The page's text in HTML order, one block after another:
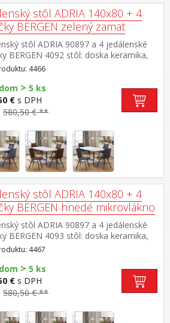
stôl ADRIA 140x80 + 4
BERGEN zelený zamat
stôl ADRIA 90897 a 4 jedálenské
BERGEN 4092 stôl: doska keramika,
prevedenie imitácia mramoru kovová
farebné prevedenie
stolička: zamatový poťah, farebné
zelená kovová konštrukcia, farebné
čierna výška sedu stoličky 49
stola (š/h/v) 140 × 70 × 75
stoličky (š/h/v) 45 × 53 × 88 cm
4466
> 5 ks
€ s DPH
580,50 € **
stôl ADRIA 140x80 + 4
BERGEN hnedé mikrovlákno
stôl ADRIA 90897 a 4 jedálenské
BERGEN 4093 stôl: doska keramika,
prevedenie imitácia mramoru kovová
farebné prevedenie
stolička: poťah brúsená koža – imitácia
farebné prevedenie
kovová konštrukcia, farebné prevedenie
výška sedu stoličky 51 cm rozmer stola
140 × 70 × 75 cm rozmer stoličky (š/h/v)
4467
> 5 ks
€ s DPH
580,50 € **